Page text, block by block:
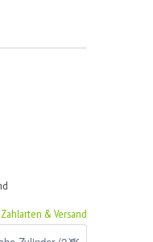
Zahlarten & Versand